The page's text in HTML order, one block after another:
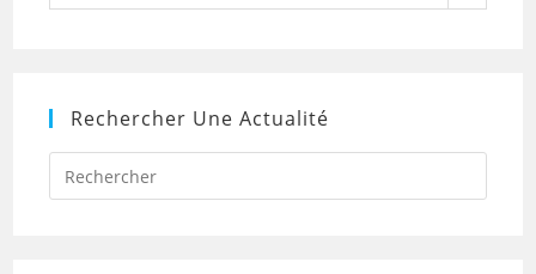
Rechercher Une Actualité
Press
to